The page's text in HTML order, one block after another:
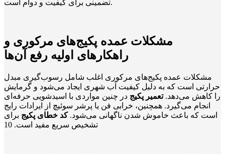
تضمینی برای کیفیت و دوام است.
مشکلات عمده پکیج‌های مرکوری و
راهکارهای اولیه رفع آن‌ها
مشکلات عمده پکیج‌های مرکوری اغلب شامل رسوب‌گیری مبدل
حرارتی است که به دلیل کیفیت آب شهری ایجاد می‌شود و گرمایش
را کاهش می‌دهد.تعمیر پکیج در چنین مواردی با اسیدشویی حرفه‌ای
انجام می‌گیرد. همچنین، خرابی فن یا پرشر سوئیچ از ایرادات رایج
است که باعث خاموش شدن ناگهانی می‌شود.کد خطای پکیج برای
تشخیص سریع مفید است. 10